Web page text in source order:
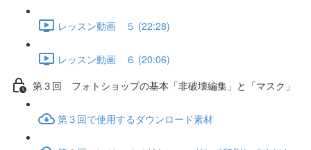
レッスン動画 ５ (22:28)
レッスン動画 ６ (20:06)
第３回 フォトショップの基本「非破壊編集」と「マスク」
第３回で使用するダウンロード素材